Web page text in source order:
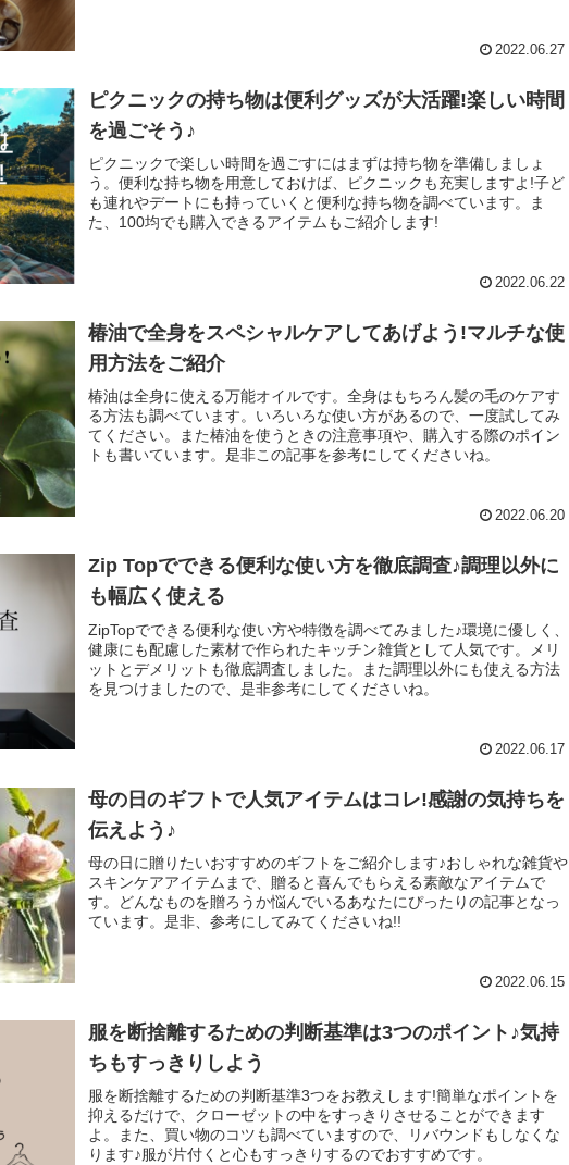
2022.06.27
ピクニックの持ち物は便利グッズが大活躍!楽しい時間
を過ごそう♪
ピクニックで楽しい時間を過ごすにはまずは持ち物を準備しましょ
う。便利な持ち物を用意しておけば、ピクニックも充実しますよ!子ど
も連れやデートにも持っていくと便利な持ち物を調べています。ま
た、100均でも購入できるアイテムもご紹介します!
2022.06.22
椿油で全身をスペシャルケアしてあげよう!マルチな使
用方法をご紹介
椿油は全身に使える万能オイルです。全身はもちろん髪の毛のケアす
る方法も調べています。いろいろな使い方があるので、一度試してみ
てください。また椿油を使うときの注意事項や、購入する際のポイン
トも書いています。是非この記事を参考にしてくださいね。
2022.06.20
Zip Topでできる便利な使い方を徹底調査♪調理以外に
も幅広く使える
ZipTopでできる便利な使い方や特徴を調べてみました♪環境に優しく、
健康にも配慮した素材で作られたキッチン雑貨として人気です。メリ
ットとデメリットも徹底調査しました。また調理以外にも使える方法
を見つけましたので、是非参考にしてくださいね。
2022.06.17
母の日のギフトで人気アイテムはコレ!感謝の気持ちを
伝えよう♪
母の日に贈りたいおすすめのギフトをご紹介します♪おしゃれな雑貨や
スキンケアアイテムまで、贈ると喜んでもらえる素敵なアイテムで
す。どんなものを贈ろうか悩んでいるあなたにぴったりの記事となっ
ています。是非、参考にしてみてくださいね!!
2022.06.15
服を断捨離するための判断基準は3つのポイント♪気持
ちもすっきりしよう
服を断捨離するための判断基準3つをお教えします!簡単なポイントを
抑えるだけで、クローゼットの中をすっきりさせることができます
よ。また、買い物のコツも調べていますので、リバウンドもしなくな
ります♪服が片付くと心もすっきりするのでおすすめです。